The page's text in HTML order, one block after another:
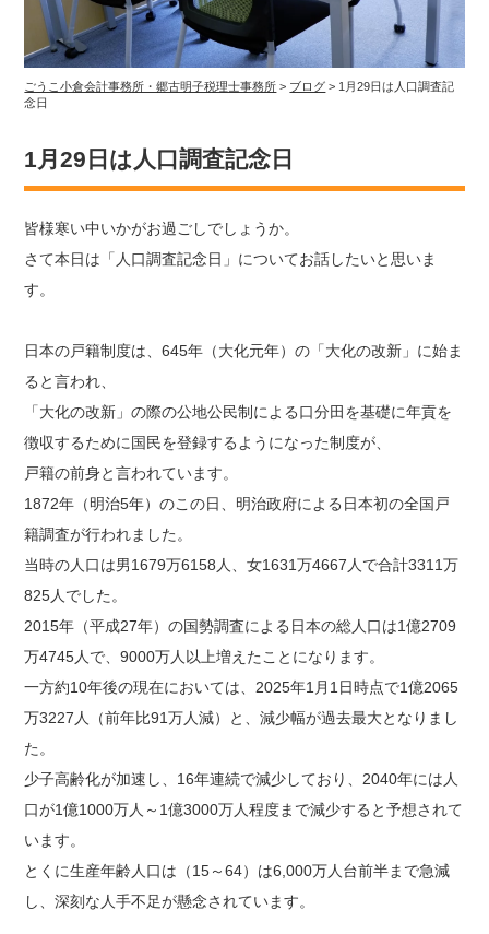
ごうこ小倉会計事務所・郷古明子税理士事務所 > ブログ > 1月29日は人口調査記
念日
1月29日は人口調査記念日
皆様寒い中いかがお過ごしでしょうか。
さて本日は「人口調査記念日」についてお話したいと思いま
す。
日本の戸籍制度は、645年（大化元年）の「大化の改新」に始ま
ると言われ、
「大化の改新」の際の公地公民制による口分田を基礎に年貢を
徴収するために国民を登録するようになった制度が、
戸籍の前身と言われています。
1872年（明治5年）のこの日、明治政府による日本初の全国戸
籍調査が行われました。
当時の人口は男1679万6158人、女1631万4667人で合計3311万
825人でした。
2015年（平成27年）の国勢調査による日本の総人口は1億2709
万4745人で、9000万人以上増えたことになります。
一方約10年後の現在においては、2025年1月1日時点で1億2065
万3227人（前年比91万人減）と、減少幅が過去最大となりまし
た。
少子高齢化が加速し、16年連続で減少しており、2040年には人
口が1億1000万人～1億3000万人程度まで減少すると予想されて
います。
とくに生産年齢人口は（15～64）は6,000万人台前半まで急減
し、深刻な人手不足が懸念されています。